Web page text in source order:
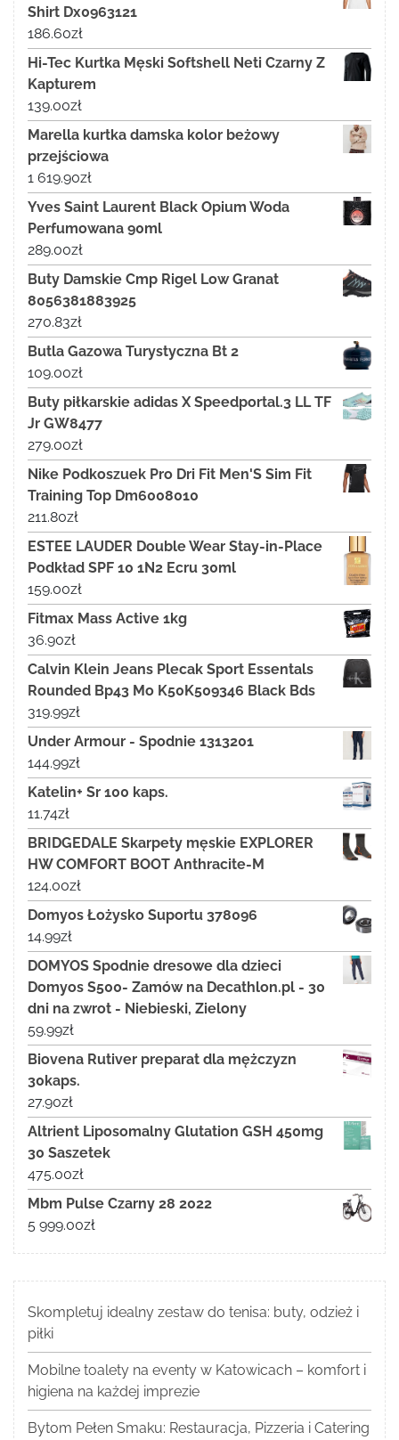
Shirt Dx0963121
186.60zł
Hi-Tec Kurtka Męski Softshell Neti Czarny Z
Kapturem
139.00zł
Marella kurtka damska kolor beżowy
przejściowa
1 619.90zł
Yves Saint Laurent Black Opium Woda
Perfumowana 90ml
289.00zł
Buty Damskie Cmp Rigel Low Granat
8056381883925
270.83zł
Butla Gazowa Turystyczna Bt 2
109.00zł
Buty piłkarskie adidas X Speedportal.3 LL TF
Jr GW8477
279.00zł
Nike Podkoszuek Pro Dri Fit Men'S Sim Fit
Training Top Dm6008010
211.80zł
ESTEE LAUDER Double Wear Stay-in-Place
Podkład SPF 10 1N2 Ecru 30ml
159.00zł
Fitmax Mass Active 1kg
36.90zł
Calvin Klein Jeans Plecak Sport Essentals
Rounded Bp43 Mo K50K509346 Black Bds
319.99zł
Under Armour - Spodnie 1313201
144.99zł
Katelin+ Sr 100 kaps.
11.74zł
BRIDGEDALE Skarpety męskie EXPLORER
HW COMFORT BOOT Anthracite-M
124.00zł
Domyos Łożysko Suportu 378096
14.99zł
DOMYOS Spodnie dresowe dla dzieci
Domyos S500- Zamów na Decathlon.pl - 30
dni na zwrot - Niebieski, Zielony
59.99zł
Biovena Rutiver preparat dla mężczyzn
30kaps.
27.90zł
Altrient Liposomalny Glutation GSH 450mg
30 Saszetek
475.00zł
Mbm Pulse Czarny 28 2022
5 999.00zł
Skompletuj idealny zestaw do tenisa: buty, odzież i
piłki
Mobilne toalety na eventy w Katowicach – komfort i
higiena na każdej imprezie
Bytom Pełen Smaku: Restauracja, Pizzeria i Catering